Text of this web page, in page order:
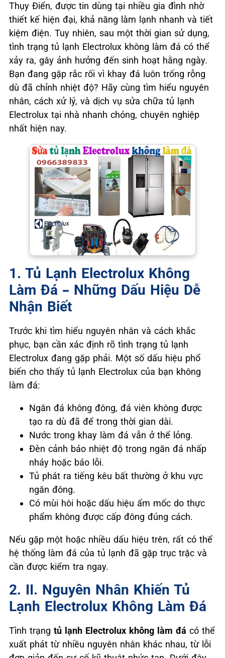
Thụy Điển, được tin dùng tại nhiều gia đình nhờ
thiết kế hiện đại, khả năng làm lạnh nhanh và tiết
kiệm điện. Tuy nhiên, sau một thời gian sử dụng,
tình trạng tủ lạnh Electrolux không làm đá có thể
xảy ra, gây ảnh hưởng đến sinh hoạt hằng ngày.
Bạn đang gặp rắc rối vì khay đá luôn trống rỗng
dù đã chỉnh nhiệt độ? Hãy cùng tìm hiểu nguyên
nhân, cách xử lý, và dịch vụ sửa chữa tủ lạnh
Electrolux tại nhà nhanh chóng, chuyên nghiệp
nhất hiện nay.
1. Tủ Lạnh Electrolux Không
Làm Đá – Những Dấu Hiệu Dễ
Nhận Biết
Trước khi tìm hiểu nguyên nhân và cách khắc
phục, bạn cần xác định rõ tình trạng tủ lạnh
Electrolux đang gặp phải. Một số dấu hiệu phổ
biến cho thấy tủ lạnh Electrolux của bạn không
làm đá:
Ngăn đá không đông, đá viên không được
tạo ra dù đã để trong thời gian dài.
Nước trong khay làm đá vẫn ở thể lỏng.
Đèn cảnh báo nhiệt độ trong ngăn đá nhấp
nháy hoặc báo lỗi.
Tủ phát ra tiếng kêu bất thường ở khu vực
ngăn đông.
Có mùi hôi hoặc dấu hiệu ẩm mốc do thực
phẩm không được cấp đông đúng cách.
Nếu gặp một hoặc nhiều dấu hiệu trên, rất có thể
hệ thống làm đá của tủ lạnh đã gặp trục trặc và
cần được kiểm tra ngay.
2. II. Nguyên Nhân Khiến Tủ
Lạnh Electrolux Không Làm Đá
Tình trạng tủ lạnh Electrolux không làm đá có thể
xuất phát từ nhiều nguyên nhân khác nhau, từ lỗi